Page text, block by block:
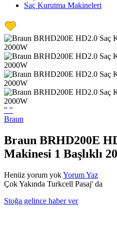
Saç Kurutma Makineleri
" "
Braun
Braun BRHD200E
Makinesi 1 Başlıklı
Henüz yorum yokYorum Yaz
Çok Yakında Turkcell Pasaj' da
Stoğa gelince haber ver